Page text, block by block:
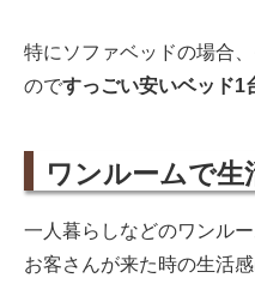
特にソファベッドの場合
のですっごい安いベッド1
ワンルームで生
一人暮らしなどのワンル
お客さんが来た時の生活